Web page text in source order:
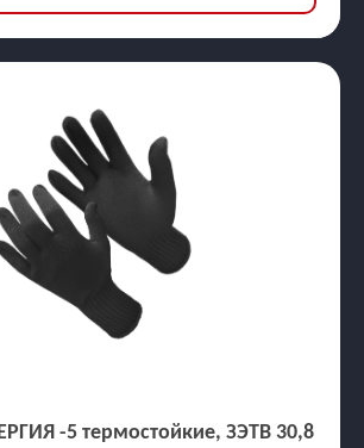
-5 термостойкие, ЗЭТВ 30,8